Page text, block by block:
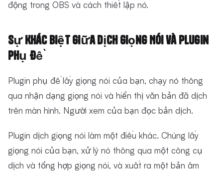
động trong OBS và cách thiết lập nó.
Sự Khác Biệt Giữa Dịch Giọng Nói và Plugin
Phụ Đề
Plugin phụ đề lấy giọng nói của bạn, chạy nó thông
qua nhận dạng giọng nói và hiển thị văn bản đã dịch
trên màn hình. Người xem của bạn đọc bản dịch.
Plugin dịch giọng nói làm một điều khác. Chúng lấy
giọng nói của bạn, xử lý nó thông qua một công cụ
dịch và tổng hợp giọng nói, và xuất ra một bản âm